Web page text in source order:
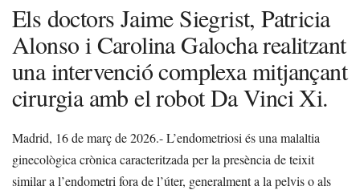
Els doctors Jaime Siegrist, Patricia
Alonso i Carolina Galocha realitzant
una intervenció complexa mitjançant
cirurgia amb el robot Da Vinci Xi.
Madrid, 16 de març de 2026.- L’endometriosi és una malaltia
ginecològica crònica caracteritzada per la presència de teixit
similar a l’endometri fora de l’úter, generalment a la pelvis o als